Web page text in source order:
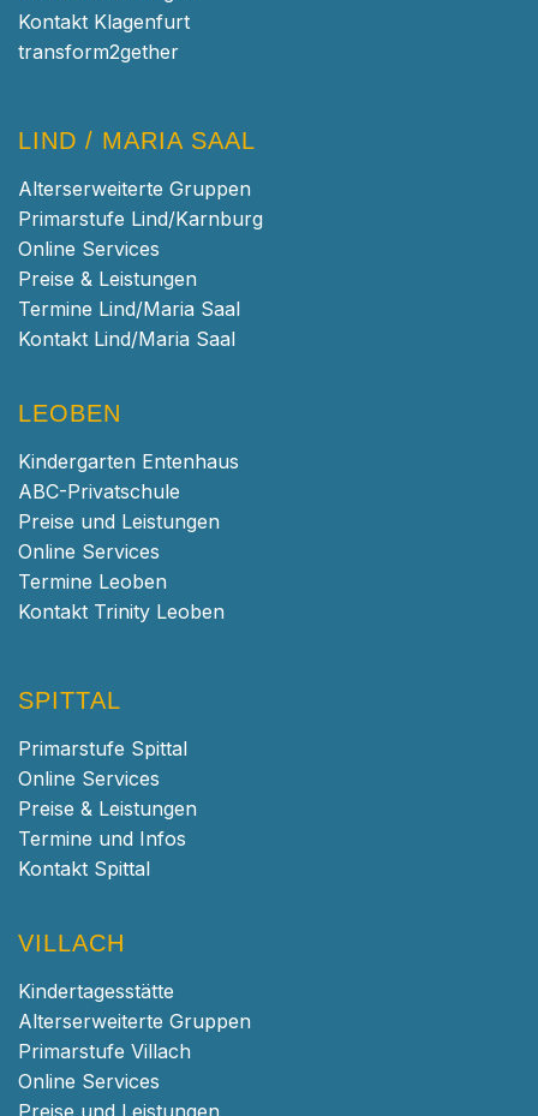
Kontakt Klagenfurt
transform2gether
LIND / MARIA SAAL
Alterserweiterte Gruppen
Primarstufe Lind/Karnburg
Online Services
Preise & Leistungen
Termine Lind/Maria Saal
Kontakt Lind/Maria Saal
LEOBEN
Kindergarten Entenhaus
ABC-Privatschule
Preise und Leistungen
Online Services
Termine Leoben
Kontakt Trinity Leoben
SPITTAL
Primarstufe Spittal
Online Services
Preise & Leistungen
Termine und Infos
Kontakt Spittal
VILLACH
Kindertagesstätte
Alterserweiterte Gruppen
Primarstufe Villach
Online Services
Preise und Leistungen